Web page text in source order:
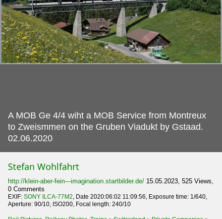
A MOB Ge 4/4 wiht a MOB Service from Montreux
to Zweismmen on the Gruben Viadukt by Gstaad.
02.06.2020
Stefan Wohlfahrt
http://klein-aber-fein---imagination.startbilder.de/ 15.05.2023, 525 Views,
0 Comments
EXIF: SONY ILCA-77M2 , Date 2020:06:02 11:09:56, Exposure time: 1/640,
Aperture: 90/10, ISO200, Focal length: 240/10